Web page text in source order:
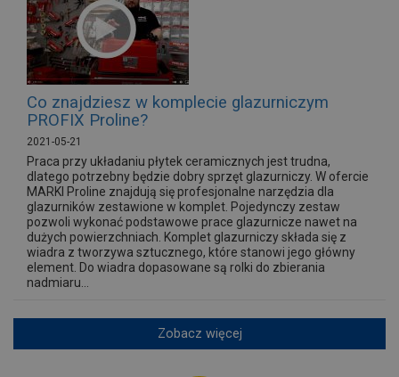
Co znajdziesz w komplecie glazurniczym
PROFIX Proline?
2021-05-21
Praca przy układaniu płytek ceramicznych jest trudna,
dlatego potrzebny będzie dobry sprzęt glazurniczy. W ofercie
MARKI Proline znajdują się profesjonalne narzędzia dla
glazurników zestawione w komplet. Pojedynczy zestaw
pozwoli wykonać podstawowe prace glazurnicze nawet na
dużych powierzchniach. Komplet glazurniczy składa się z
wiadra z tworzywa sztucznego, które stanowi jego główny
element. Do wiadra dopasowane są rolki do zbierania
nadmiaru...
Zobacz więcej